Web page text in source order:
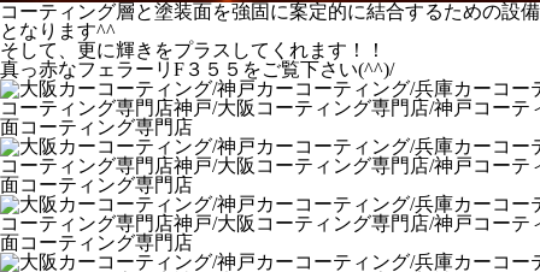
コーティング層と塗装面を強固に案定的に結合するための設備
となります^^
そして、更に輝きをプラスしてくれます！！
真っ赤なフェラーリF３５５をご覧下さい(^^)/